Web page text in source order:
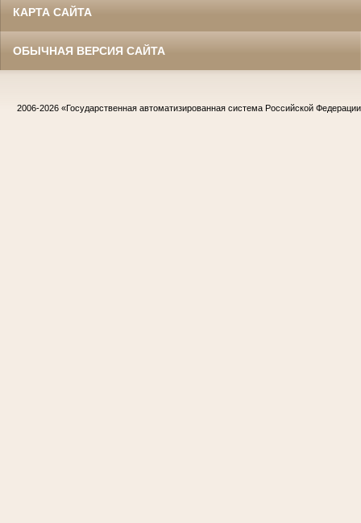
КАРТА САЙТА
ОБЫЧНАЯ ВЕРСИЯ САЙТА
2006-2026 «Государственная автоматизированная система Российской